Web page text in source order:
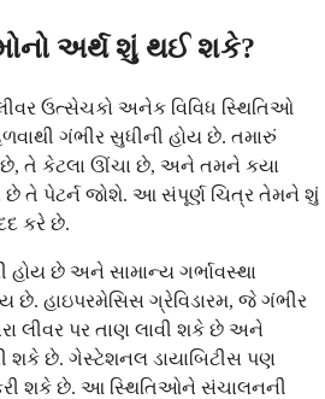
અર્થ શું થઈ શકે?
લીવર ઉત્સેચકો અનેક વિવિધ સ્થિતિઓ
ગંભીર સુધીની હોય છે. તમારું
છે, તે કેટલા ઊંચા છે, અને તમને કયા
તે પેટર્ન જોશે. આ સંપૂર્ણ ચિત્ર તેમને શું
કરે છે.
હોય છે અને સામાન્ય ગર્ભાવસ્થા
હાઇપરમેસિસ ગ્રેવિડારમ, જે ગંભીર
લીવર પર તાણ લાવી શકે છે અને
શકે છે. ગેસ્ટેશનલ ડાયાબિટીસ પણ
શકે છે. આ સ્થિતિઓને સંચાલનની